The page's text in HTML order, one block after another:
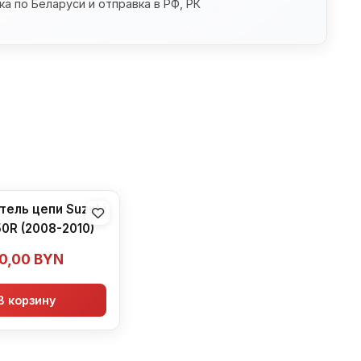
по Беларуси и отправка в РФ, РК
цепи Suzuki
(2008-2010)
BYN
корзину